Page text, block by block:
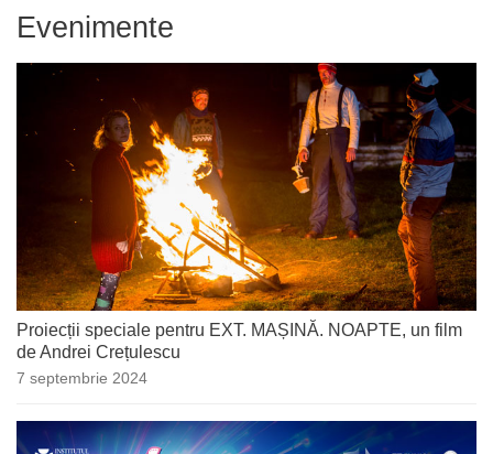
Evenimente
Proiecții speciale pentru EXT. MAȘINĂ. NOAPTE, un film
de Andrei Crețulescu
7 septembrie 2024